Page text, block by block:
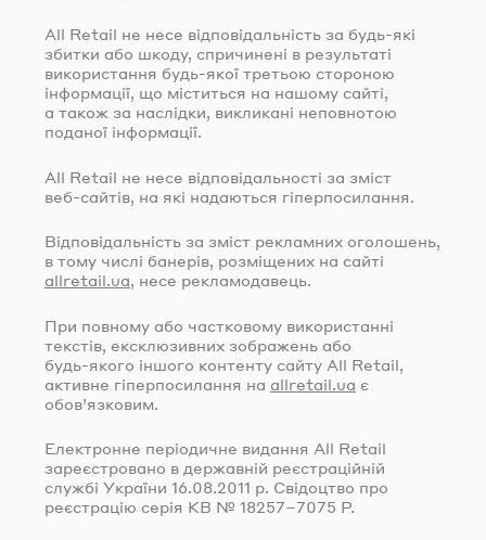
All Retail не несе відповідальність за будь-які
збитки або шкоду, спричинені в результаті
використання будь-якої третьою стороною
інформації, що міститься на нашому сайті,
а також за наслідки, викликані неповнотою
поданої інформації.
All Retail не несе відповідальності за зміст
веб-сайтів, на які надаються гіперпосилання.
Відповідальність за зміст рекламних оголошень,
в тому числі банерів, розміщених на сайті
allretail.ua, несе рекламодавець.
При повному або частковому використанні
текстів, ексклюзивних зображень або
будь-якого іншого контенту сайту All Retail,
активне гіперпосилання на allretail.ua є
обов’язковим.
Електронне періодичне видання All Retail
зареєстровано в державній реєстраційній
службі України 16.08.2011 р. Свідоцтво про
реєстрацію серія КВ № 18257–7075 Р.